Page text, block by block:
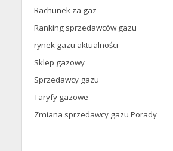
Rachunek za gaz
Ranking sprzedawców gazu
rynek gazu aktualności
Sklep gazowy
Sprzedawcy gazu
Taryfy gazowe
Zmiana sprzedawcy gazu Porady